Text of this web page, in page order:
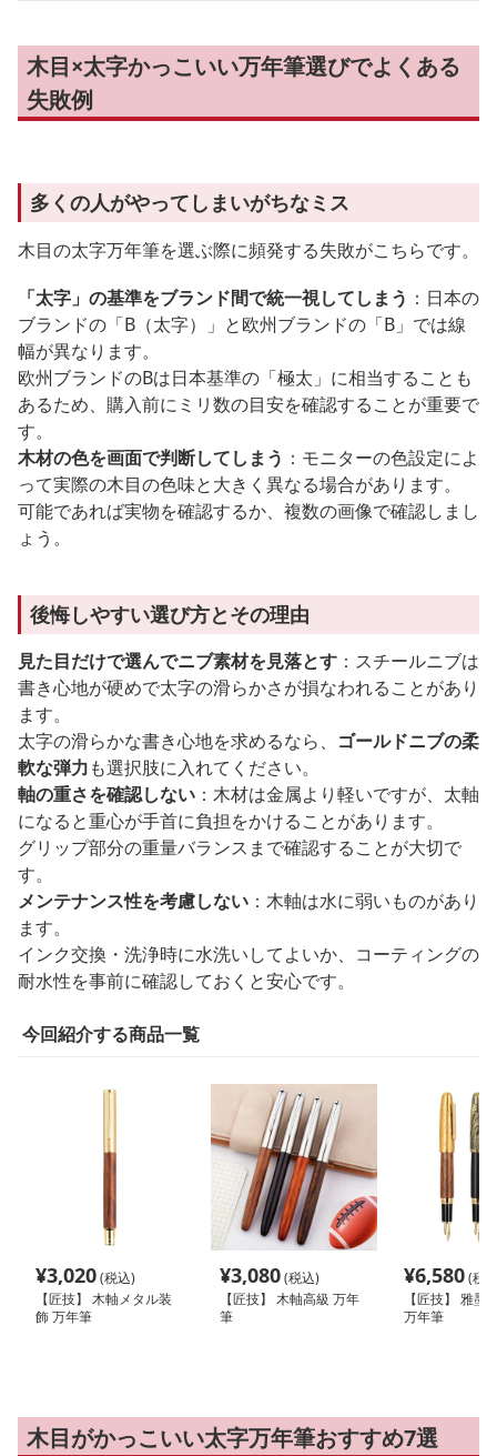
木目×太字かっこいい万年筆選びでよくある
失敗例
多くの人がやってしまいがちなミス
木目の太字万年筆を選ぶ際に頻発する失敗がこちらです。
「太字」の基準をブランド間で統一視してしまう ：日本の
ブランドの「B（太字）」と欧州ブランドの「B」では線
幅が異なります。
欧州ブランドのBは日本基準の「極太」に相当することも
あるため、購入前にミリ数の目安を確認することが重要で
す。
木材の色を画面で判断してしまう ：モニターの色設定によ
って実際の木目の色味と大きく異なる場合があります。
可能であれば実物を確認するか、複数の画像で確認しまし
ょう。
後悔しやすい選び方とその理由
見た目だけで選んでニブ素材を見落とす ：スチールニブは
書き心地が硬めで太字の滑らかさが損なわれることがあり
ます。
太字の滑らかな書き心地を求めるなら、 ゴールドニブの柔
軟な弾力も選択肢に入れてください。
軸の重さを確認しない ：木材は金属より軽いですが、太軸
になると重心が手首に負担をかけることがあります。
グリップ部分の重量バランスまで確認することが大切で
す。
メンテナンス性を考慮しない ：木軸は水に弱いものがあり
ます。
インク交換・洗浄時に水洗いしてよいか、コーティングの
耐水性を事前に確認しておくと安心です。
今回紹介する商品一覧
¥3,020(税込)
【匠技】 木軸メタル装
飾 万年筆
¥3,080(税込)
【匠技】 木軸高級 万年
筆
¥6,580(税
【匠技】 雅墨
万年筆
木目がかっこいい太字万年筆おすすめ7選